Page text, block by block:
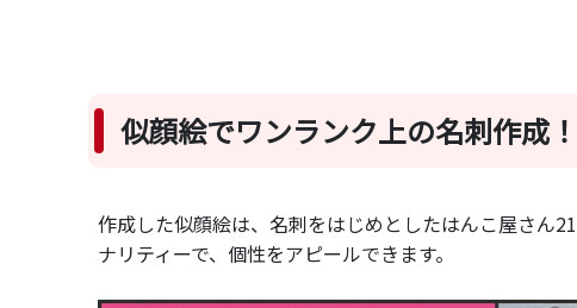
似顔絵でワンランク上の名刺作成
作成した似顔絵は、名刺をはじめとしたはんこ屋さん
ナリティーで、個性をアピールできます。